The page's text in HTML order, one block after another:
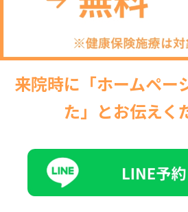
来院時に「ホームペー
た」とお伝えく